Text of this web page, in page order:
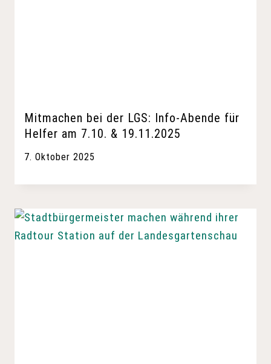
Mitmachen bei der LGS: Info-Abende für
Helfer am 7.10. & 19.11.2025
7. Oktober 2025